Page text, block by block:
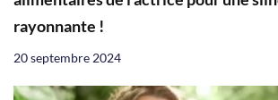
rayonnante !
20 septembre 2024